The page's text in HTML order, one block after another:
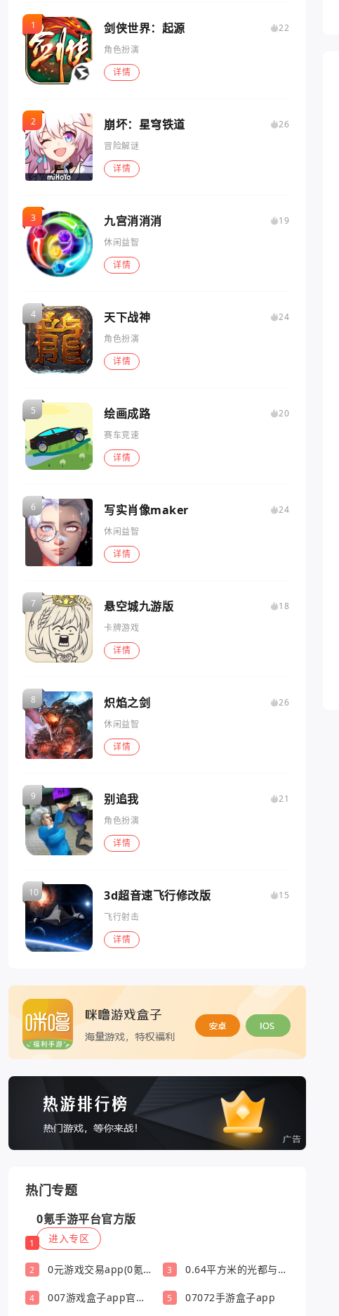
剑侠世界：起源
22
角色扮演
详情
崩坏：星穹铁道
26
冒险解谜
详情
九宫消消消
19
休闲益智
详情
天下战神
24
角色扮演
详情
绘画成路
20
赛车竞速
详情
写实肖像maker
24
休闲益智
详情
悬空城九游版
18
卡牌游戏
详情
炽焰之剑
26
休闲益智
详情
别追我
21
角色扮演
详情
3d超音速飞行修改版
15
飞行射击
详情
热门专题
1
0氪手游平台官方版
进入专区
2
0元游戏交易app(0氪
3
0.64平方米的光都与你
4
007游戏盒子app官方
5 07072手游盒子app